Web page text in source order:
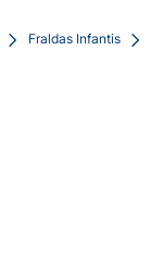
Fraldas Infantis